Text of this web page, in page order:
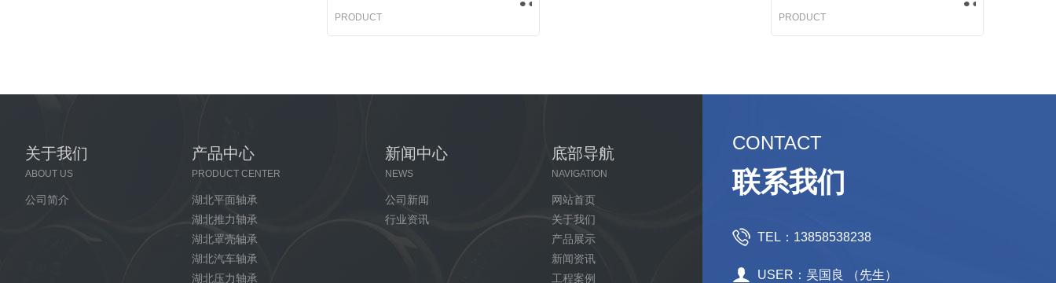
PRODUCT PRODUCT
关于我们
ABOUT US
公司简介
产品中心
PRODUCT CENTER
湖北平面轴承
湖北推力轴承
湖北罩壳轴承
湖北汽车轴承
湖北压力轴承
新闻中心
NEWS
公司新闻
行业资讯
底部导航
NAVIGATION
网站首页
关于我们
产品展示
新闻资讯
工程案例
CONTACT
联系我们
TEL：13858538238
USER：吴国良 （先生）